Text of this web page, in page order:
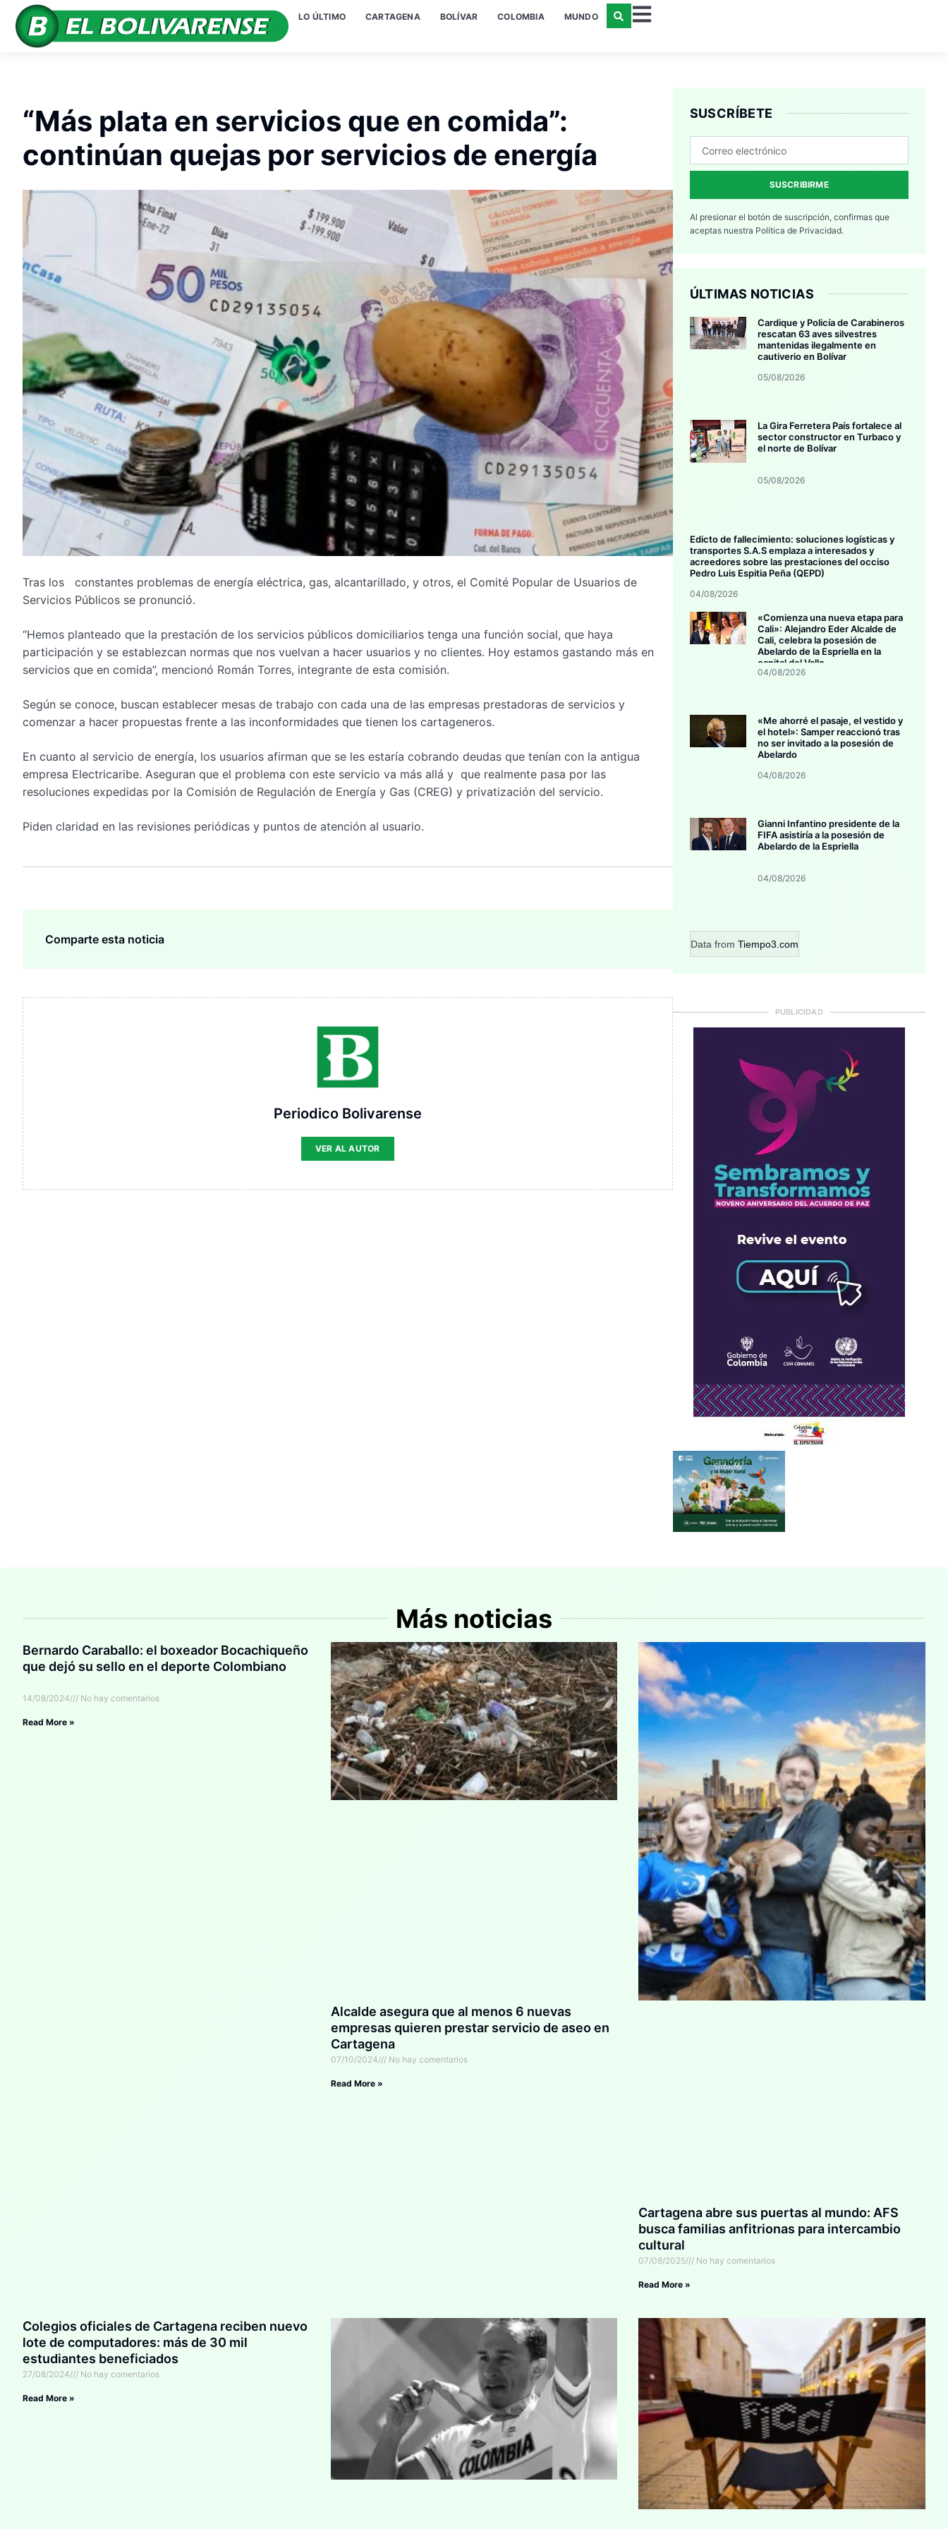
LO ÚLTIMO CARTAGENA BOLÍVAR COLOMBIA MUNDO
“Más plata en servicios que en comida”:
continúan quejas por servicios de energía
Tras los constantes problemas de energía eléctrica, gas, alcantarillado, y otros, el Comité Popular de Usuarios de
Servicios Públicos se pronunció.
“Hemos planteado que la prestación de los servicios públicos domiciliarios tenga una función social, que haya
participación y se establezcan normas que nos vuelvan a hacer usuarios y no clientes. Hoy estamos gastando más en
servicios que en comida”, mencionó Román Torres, integrante de esta comisión.
Según se conoce, buscan establecer mesas de trabajo con cada una de las empresas prestadoras de servicios y
comenzar a hacer propuestas frente a las inconformidades que tienen los cartageneros.
En cuanto al servicio de energía, los usuarios afirman que se les estaría cobrando deudas que tenían con la antigua
empresa Electricaribe. Aseguran que el problema con este servicio va más allá y que realmente pasa por las
resoluciones expedidas por la Comisión de Regulación de Energía y Gas (CREG) y privatización del servicio.
Piden claridad en las revisiones periódicas y puntos de atención al usuario.
Comparte esta noticia
Periodico Bolivarense
VER AL AUTOR
SUSCRÍBETE
SUSCRIBIRME
Al presionar el botón de suscripción, confirmas que
aceptas nuestra Política de Privacidad.
ÚLTIMAS NOTICIAS
Cardique y Policía de Carabineros
rescatan 63 aves silvestres
mantenidas ilegalmente en
cautiverio en Bolívar
05/08/2026
La Gira Ferretera País fortalece al
sector constructor en Turbaco y
el norte de Bolívar
05/08/2026
Edicto de fallecimiento: soluciones logísticas y
transportes S.A.S emplaza a interesados y
acreedores sobre las prestaciones del occiso
Pedro Luis Espitia Peña (QEPD)
04/08/2026
«Comienza una nueva etapa para
Cali»: Alejandro Eder Alcalde de
Cali, celebra la posesión de
Abelardo de la Espriella en la
capital del Valle
04/08/2026
«Me ahorré el pasaje, el vestido y
el hotel»: Samper reaccionó tras
no ser invitado a la posesión de
Abelardo
04/08/2026
Gianni Infantino presidente de la
FIFA asistiría a la posesión de
Abelardo de la Espriella
04/08/2026
Data from Tiempo3.com
PUBLICIDAD
Más noticias
Bernardo Caraballo: el boxeador Bocachiqueño
que dejó su sello en el deporte Colombiano
14/08/2024 No hay comentarios
Read More »
Alcalde asegura que al menos 6 nuevas
empresas quieren prestar servicio de aseo en
Cartagena
07/10/2024 No hay comentarios
Read More »
Cartagena abre sus puertas al mundo: AFS
busca familias anfitrionas para intercambio
cultural
07/08/2025 No hay comentarios
Read More »
Colegios oficiales de Cartagena reciben nuevo
lote de computadores: más de 30 mil
estudiantes beneficiados
27/08/2024 No hay comentarios
Read More »